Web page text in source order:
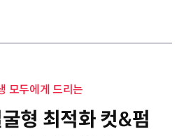
모두에게 드리는
형 최적화 컷&펌